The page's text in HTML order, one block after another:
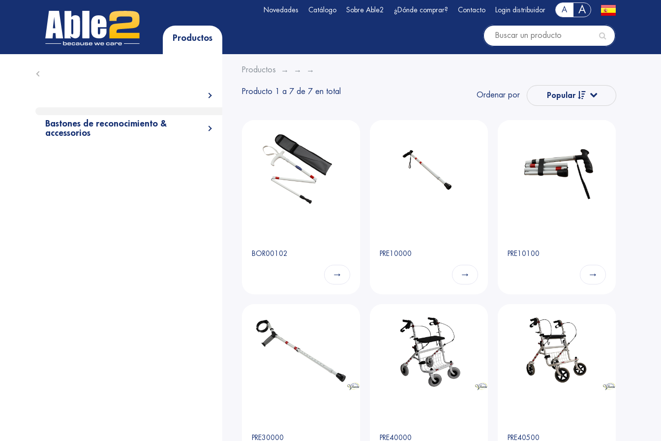
Novedades Catálogo Sobre Able2 ¿Dónde comprar? Contacto Login distribuidor A A
Productos
Close submenu
Open submenu
Open submenu ( Bastones de reconocimiento & accessorios)
Bastones de reconocimiento &
accessorios
Productos
Producto 1 a 7 de 7 en total Ordenar por Popular
Precio
Precio
BOR00102
→
PRE10000
→
PRE10100
→
PRE30000 PRE40000 PRE40500